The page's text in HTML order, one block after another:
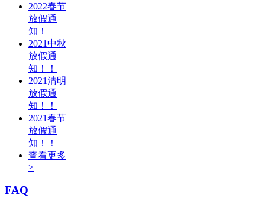
2022春节
放假通
知！
2021中秋
放假通
知！！
2021清明
放假通
知！！
2021春节
放假通
知！！
查看更多
>
FAQ